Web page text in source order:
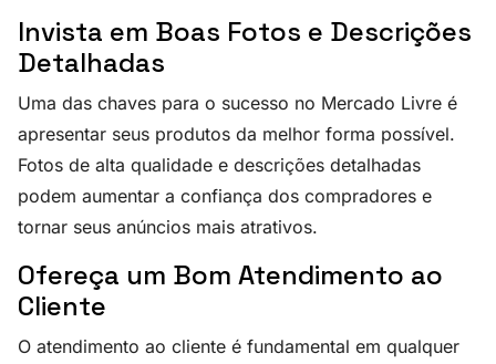
Invista em Boas Fotos e Descrições
Detalhadas
Uma das chaves para o sucesso no Mercado Livre é
apresentar seus produtos da melhor forma possível.
Fotos de alta qualidade e descrições detalhadas
podem aumentar a confiança dos compradores e
tornar seus anúncios mais atrativos.
Ofereça um Bom Atendimento ao
Cliente
O atendimento ao cliente é fundamental em qualquer